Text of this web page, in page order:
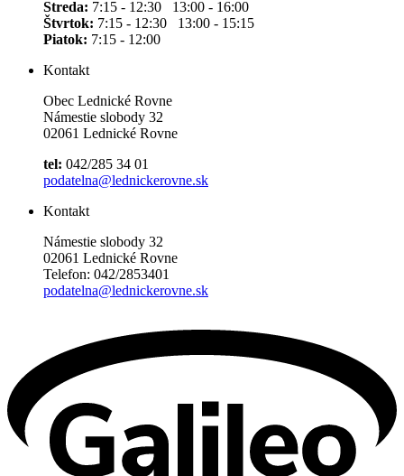
Streda: 7:15 - 12:30 13:00 - 16:00
Štvrtok: 7:15 - 12:30 13:00 - 15:15
Piatok: 7:15 - 12:00
Kontakt
Obec Lednické Rovne
Námestie slobody 32
02061 Lednické Rovne
tel: 042/285 34 01
podatelna@lednickerovne.sk
Kontakt
Námestie slobody 32
02061 Lednické Rovne
Telefon: 042/2853401
podatelna@lednickerovne.sk